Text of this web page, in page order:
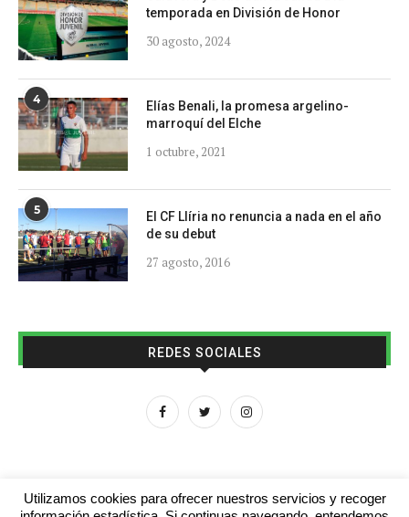
temporada en División de Honor
30 agosto, 2024
4
Elías Benali, la promesa argelino-
marroquí del Elche
1 octubre, 2021
5
El CF Llíria no renuncia a nada en el año
de su debut
27 agosto, 2016
REDES SOCIALES
Utilizamos cookies para ofrecer nuestros servicios y recoger